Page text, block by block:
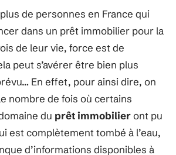
de personnes en France qui
dans un prêt immobilier pour la
de leur vie, force est de
peut s’avérer être bien plus
En effet, pour ainsi dire, on
nombre de fois où certains
du prêt immobilieront pu
est complètement tombé à l’eau,
d’informations disponibles à